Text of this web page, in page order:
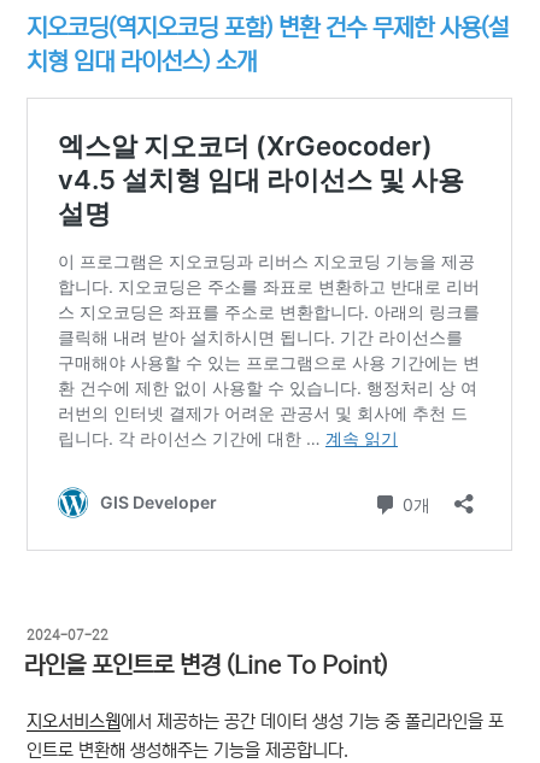
지오코딩(역지오코딩 포함) 변환 건수 무제한 사용(설
치형 임대 라이선스) 소개
작
성
2024-07-22
라인을 포인트로 변경 (Line To Point)
지오서비스웹에서 제공하는 공간 데이터 생성 기능 중 폴리라인을 포
인트로 변환해 생성해주는 기능을 제공합니다.